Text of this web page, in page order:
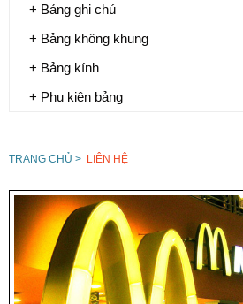
+ Bảng ghi chú
+ Bảng không khung
+ Bảng kính
+ Phụ kiện bảng
TRANG CHỦ > LIÊN HỆ